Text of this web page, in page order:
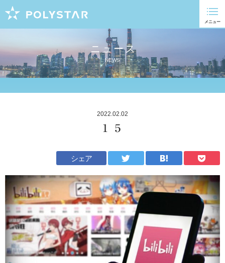
ニュース
NEWS
2022.02.02
１５
シェア